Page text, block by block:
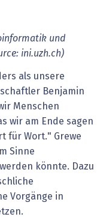
und
ini.uzh.ch)
als unsere
Benjamin
Menschen
wir am Ende sagen
für Wort." Grewe
Sinne
könnte. Dazu
Vorgänge in